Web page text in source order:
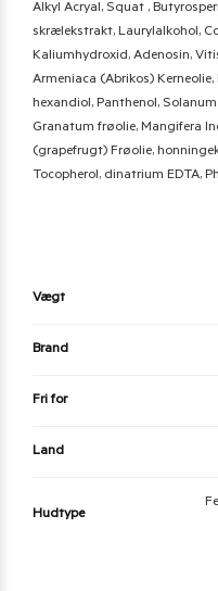
Alkyl Acryal, Squat ,
skrælekstrakt, Laurylalkohol,
Kaliumhydroxid, Adenosin,
Armeniaca (Abrikos)
hexandiol, Panthenol,
Granatum frøolie, Mangifera
(grapefrugt) Frøolie,
Tocopherol, dinatrium EDTA,
Vægt
Brand
Fri for
Land
Hudtype